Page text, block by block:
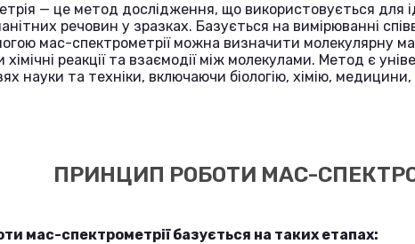
— це метод дослідження, що використовується для
речовин у зразках. Базується на вимірюванні
мас-спектрометрії можна визначити молекулярну
реакції та взаємодії між молекулами. Метод є
науки та техніки, включаючи біологію, хімію,
ПРИНЦИП РОБОТИ МАС-
мас-спектрометрії базується на таких етапах: